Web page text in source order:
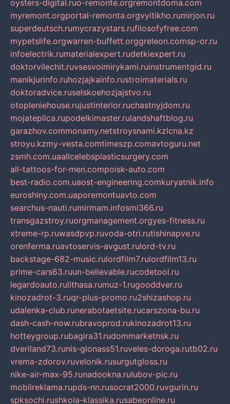
oysters-digital.ruo-remonte.orgremontdoma.com
myremont.orgportal-remonta.orgvyitikho.rumirjon.ru
superdeutsch.rumycrazystars.rufilosofyfree.com
mypetslife.orgwarren-buffett.orggreleon.comsp-or.ru
infoelectrik.rumaterialexpert.rudetkiexpert.ru
doktorvilechit.ruvsesvoimirykami.ruinstrumentgid.ru
manikjurinfo.ruhozjajkainfo.rustroimaterials.ru
doktoradvice.ruselskoehozjajstvo.ru
otopleniehouse.rujustinterior.ruchastnyjdom.ru
mojateplica.rupodelkimaster.rulandshaftblog.ru
garazhov.commonamy.netstroysnami.kzlcna.kz
stroyu.kzmy-vesta.comtimeszp.comavtoguru.net
zsmh.com.uaallcelebsplasticsurgery.com
all-tattoos-for-men.compoisk-auto.com
best-radio.com.uaost-engineering.comkuryatnik.info
euroshiny.com.uaporemontuavto.com
searchus-nauti.rumirmam.infosmi366.ru
transgazstroy.ruorgmanagement.orgyes-fitness.ru
xtreme-rp.ruwasdpvp.ruvoda-otri.rutishinapve.ru
orenferma.ruavtoservis-avgust.rulord-tv.ru
backstage-682-music.rulordfilm7.rulordfilm13.ru
prime-cars63.ruun-believable.rucodetool.ru
legardoauto.rulithasa.rumuz-1.rugooddver.ru
kinozadrot-3.ruqr-plus-promo.ru2shizashop.ru
udalenka-club.runerabotaetsite.rucarszona-bu.ru
dash-cash-now.rubravoprod.rukinozadrot13.ru
hotteygroup.rubagira31.rudommarketnsk.ru
dveriland73.runis-glonass51.ruveles-doroga.rutb02.ru
vrema-zdorov.ruvelonik.rusurgutgloss.ru
nike-air-max-95.runadookna.rulubov-pic.ru
mobilreklama.rupds-nn.rusocrat2000.ruvgurin.ru
spksochi.rushkola-klassika.rusabeonline.ru